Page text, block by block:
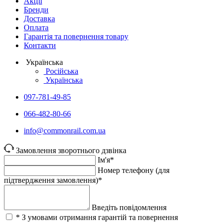
Бренди
Доставка
Оплата
Гарантія та повернення товару
Контакти
Українська
Російська
Українська
097-781-49-85
066-482-80-66
info@commonrail.com.ua
Замовлення зворотнього дзвінка
Ім'я*
Номер телефону (для
підтвердження замовлення)*
Введіть повідомлення
* З умовами отримання гарантій та повернення